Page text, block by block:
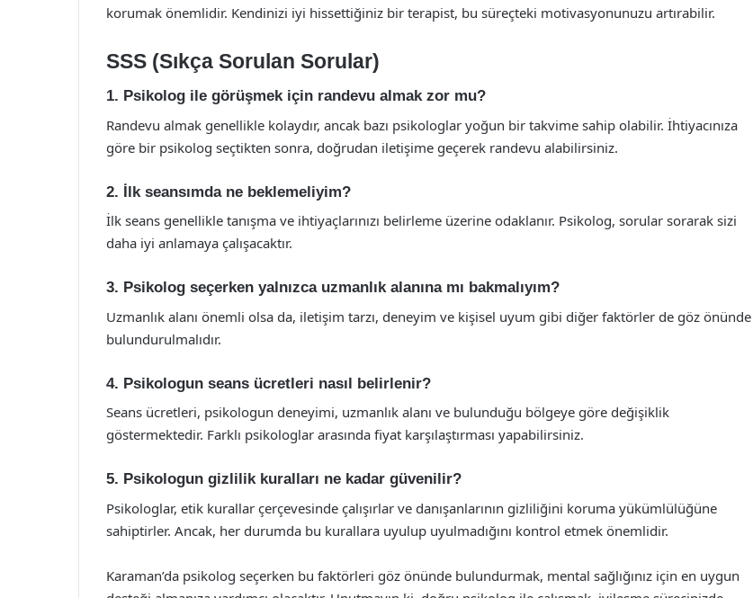
korumak önemlidir. Kendinizi iyi hissettiğiniz bir terapist, bu süreçteki motivasyonunuzu artırabilir.
SSS (Sıkça Sorulan Sorular)
1. Psikolog ile görüşmek için randevu almak zor mu?
Randevu almak genellikle kolaydır, ancak bazı psikologlar yoğun bir takvime sahip olabilir. İhtiyacınıza
göre bir psikolog seçtikten sonra, doğrudan iletişime geçerek randevu alabilirsiniz.
2. İlk seansımda ne beklemeliyim?
İlk seans genellikle tanışma ve ihtiyaçlarınızı belirleme üzerine odaklanır. Psikolog, sorular sorarak sizi
daha iyi anlamaya çalışacaktır.
3. Psikolog seçerken yalnızca uzmanlık alanına mı bakmalıyım?
Uzmanlık alanı önemli olsa da, iletişim tarzı, deneyim ve kişisel uyum gibi diğer faktörler de göz önünde
bulundurulmalıdır.
4. Psikologun seans ücretleri nasıl belirlenir?
Seans ücretleri, psikologun deneyimi, uzmanlık alanı ve bulunduğu bölgeye göre değişiklik
göstermektedir. Farklı psikologlar arasında fiyat karşılaştırması yapabilirsiniz.
5. Psikologun gizlilik kuralları ne kadar güvenilir?
Psikologlar, etik kurallar çerçevesinde çalışırlar ve danışanlarının gizliliğini koruma yükümlülüğüne
sahiptirler. Ancak, her durumda bu kurallara uyulup uyulmadığını kontrol etmek önemlidir.
Karaman’da psikolog seçerken bu faktörleri göz önünde bulundurmak, mental sağlığınız için en uygun